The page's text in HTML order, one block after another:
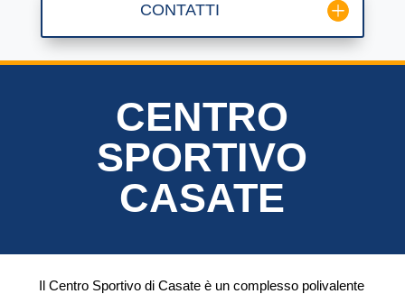
CONTATTI
CENTRO
SPORTIVO
CASATE
Il Centro Sportivo di Casate è un complesso polivalente